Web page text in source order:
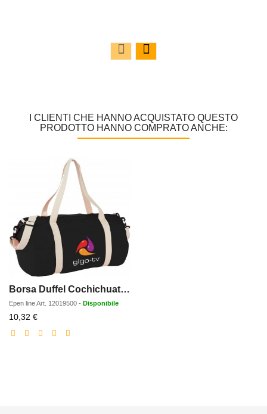
I CLIENTI CHE HANNO ACQUISTATO QUESTO
PRODOTTO HANNO COMPRATO ANCHE:
Borsa Duffel Cochichuate - 25L
Epen lineArt. 12019500 - Disponibile
10,32 €Prezzo
scontato